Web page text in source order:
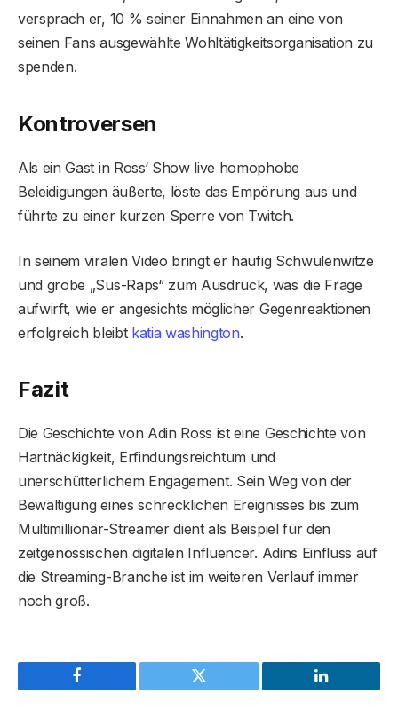
versprach er, 10 % seiner Einnahmen an eine von
seinen Fans ausgewählte Wohltätigkeitsorganisation zu
spenden.
Kontroversen
Als ein Gast in Ross‘ Show live homophobe
Beleidigungen äußerte, löste das Empörung aus und
führte zu einer kurzen Sperre von Twitch.
In seinem viralen Video bringt er häufig Schwulenwitze
und grobe „Sus-Raps“ zum Ausdruck, was die Frage
aufwirft, wie er angesichts möglicher Gegenreaktionen
erfolgreich bleibt katia washington.
Fazit
Die Geschichte von Adin Ross ist eine Geschichte von
Hartnäckigkeit, Erfindungsreichtum und
unerschütterlichem Engagement. Sein Weg von der
Bewältigung eines schrecklichen Ereignisses bis zum
Multimillionär-Streamer dient als Beispiel für den
zeitgenössischen digitalen Influencer. Adins Einfluss auf
die Streaming-Branche ist im weiteren Verlauf immer
noch groß.
Facebook Twitter LinkedIn